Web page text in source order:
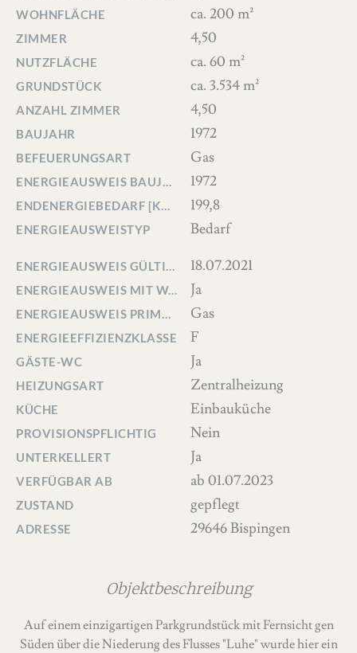
WOHNFLÄCHE ca. 200 m²
ZIMMER 4,50
NUTZFLÄCHE ca. 60 m²
GRUNDSTÜCK ca. 3.534 m²
ANZAHL ZIMMER 4,50
BAUJAHR 1972
BEFEUERUNGSART Gas
ENERGIEAUSWEIS BAUJAHR 1972
ENDENERGIEBEDARF [KWH/(M²*A)] 199,8
ENERGIEAUSWEISTYP Bedarf
18.07.2021
ENERGIEAUSWEIS MIT WARMWASSER Ja
Gas
ENERGIEEFFIZIENZKLASSE F
GÄSTE-WC Ja
HEIZUNGSART Zentralheizung
KÜCHE Einbauküche
PROVISIONSPFLICHTIG Nein
UNTERKELLERT Ja
VERFÜGBAR AB ab 01.07.2023
ZUSTAND gepflegt
ADRESSE 29646 Bispingen
Objektbeschreibung
Auf einem einzigartigen Parkgrundstück mit Fernsicht gen
Süden über die Niederung des Flusses "Luhe" wurde hier ein